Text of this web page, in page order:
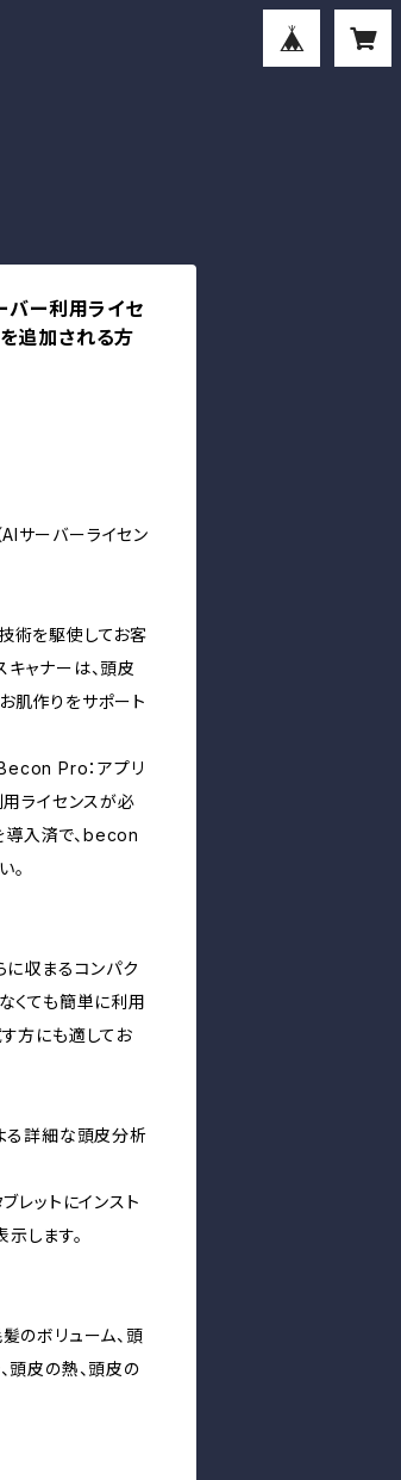
ー利用ライセ
追加される方
サーバーライセン
術を駆使してお客
ャナーは、頭皮
肌作りをサポート
Pro：アプリ
ライセンスが必
導入済で、becon
。
に収まるコンパク
くても簡単に利用
方にも適してお
る詳細な頭皮分析
レットにインスト
します。
のボリューム、頭
頭皮の熱、頭皮の